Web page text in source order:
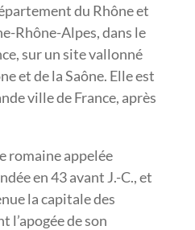
du Rhône et
Rhône-Alpes, dans le
sur un site vallonné
et de la Saône. Elle est
ville de France, après
romaine appelée
en 43 avant J.-C., et
la capitale des
l’apogée de son